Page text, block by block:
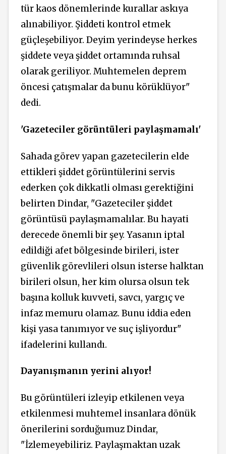
tür kaos dönemlerinde kurallar askıya
alınabiliyor. Şiddeti kontrol etmek
güçleşebiliyor. Deyim yerindeyse herkes
şiddete veya şiddet ortamında ruhsal
olarak geriliyor. Muhtemelen deprem
öncesi çatışmalar da bunu körüklüyor"
dedi.
'Gazeteciler görüntüleri paylaşmamalı'
Sahada görev yapan gazetecilerin elde
ettikleri şiddet görüntülerini servis
ederken çok dikkatli olması gerektiğini
belirten Dindar, "Gazeteciler şiddet
görüntüsü paylaşmamalılar. Bu hayati
derecede önemli bir şey. Yasanın iptal
edildiği afet bölgesinde birileri, ister
güvenlik görevlileri olsun isterse halktan
birileri olsun, her kim olursa olsun tek
başına kolluk kuvveti, savcı, yargıç ve
infaz memuru olamaz. Bunu iddia eden
kişi yasa tanımıyor ve suç işliyordur"
ifadelerini kullandı.
Dayanışmanın yerini alıyor!
Bu görüntüleri izleyip etkilenen veya
etkilenmesi muhtemel insanlara dönük
önerilerini sorduğumuz Dindar,
"İzlemeyebiliriz. Paylaşmaktan uzak